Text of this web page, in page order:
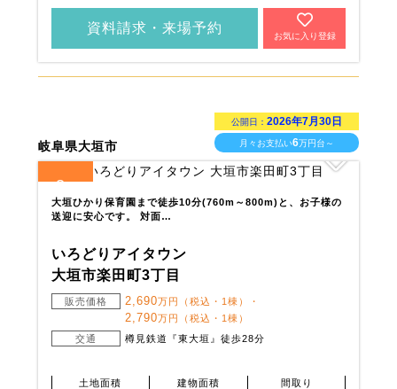
資料請求・来場予約
お気に入り登録
岐阜県大垣市
公開日：2026年7月30日
月々お支払い6万円台～
3
大垣ひかり保育園まで徒歩10分(760m～800m)と、お子様の
送迎に安心です。 対面…
いろどりアイタウン
大垣市楽田町3丁目
販売価格 2,690万円（税込・1棟）・
2,790万円（税込・1棟）
交通
樽見鉄道『東大垣』徒歩28分
土地面積
建物面積
間取り